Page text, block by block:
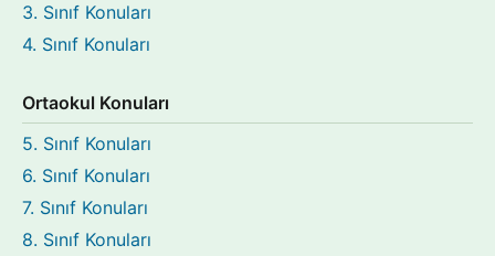
3. Sınıf Konuları
4. Sınıf Konuları
Ortaokul Konuları
5. Sınıf Konuları
6. Sınıf Konuları
7. Sınıf Konuları
8. Sınıf Konuları